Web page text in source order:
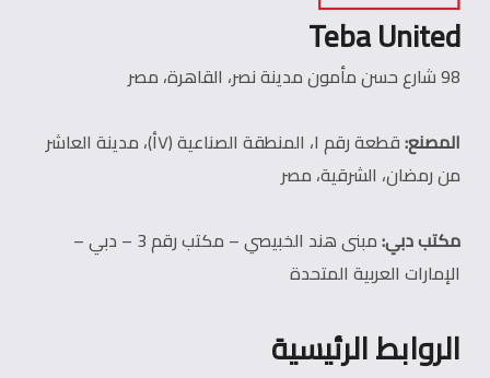
Teba United
98 شارع حسن مأمون مدينة نصر، القاهرة، مصر
المصنع:
قطعة رقم ١، المنطقة الصناعية (٧أ)، مدينة العاشر
من رمضان، الشرقية، مصر
مكتب دبي:
مبنى هند الخبيصي – مكتب رقم 3 – دبي –
الإمارات العربية المتحدة
الروابط الرئيسية